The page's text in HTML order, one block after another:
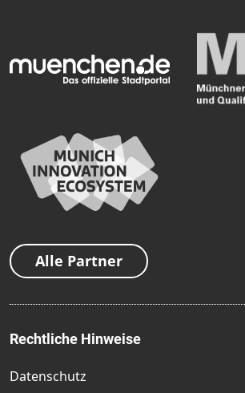
Alle Partner
Rechtliche Hinweise
Datenschutz